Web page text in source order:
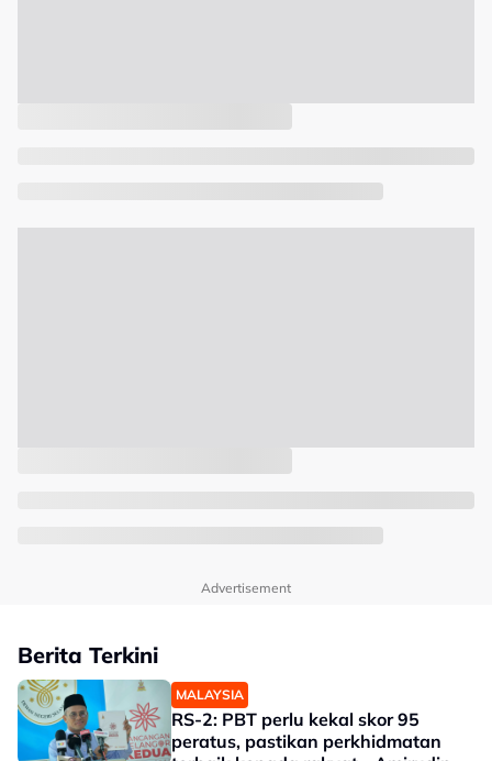
Advertisement
Berita Terkini
MALAYSIA
RS-2: PBT perlu kekal skor 95
peratus, pastikan perkhidmatan